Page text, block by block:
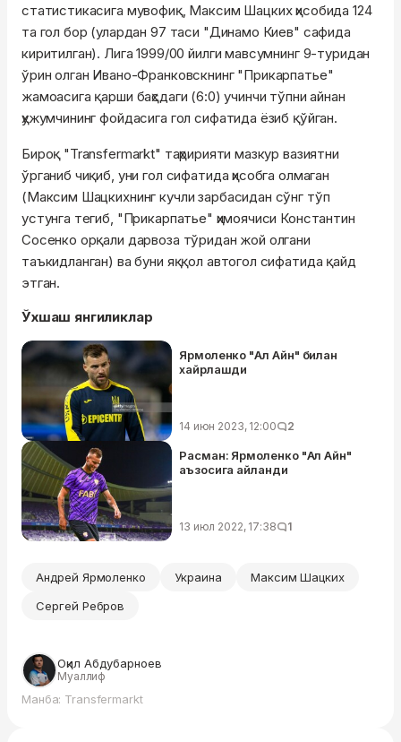
статистикасига мувофиқ, Максим Шацких ҳисобида 124
та гол бор (улардан 97 таси "Динамо Киев" сафида
киритилган). Лига 1999/00 йилги мавсумнинг 9-туридан
ўрин олган Ивано-Франковскнинг "Прикарпатье"
жамоасига қарши баҳсдаги (6:0) учинчи тўпни айнан
ҳужумчининг фойдасига гол сифатида ёзиб қўйган.
Бироқ "Transfermarkt" таҳририяти мазкур вазиятни
ўрганиб чиқиб, уни гол сифатида ҳисобга олмаган
(Максим Шацкихнинг кучли зарбасидан сўнг тўп
устунга тегиб, "Прикарпатье" ҳимоячиси Константин
Сосенко орқали дарвоза тўридан жой олгани
таъкидланган) ва буни яққол автогол сифатида қайд
этган.
Ўхшаш янгиликлар
Ярмоленко "Ал Айн" билан
хайрлашди
14 июн 2023, 12:00 2
Расман: Ярмоленко "Ал Айн"
аъзосига айланди
13 июл 2022, 17:38 1
Андрей Ярмоленко Украина
Максим Шацких
Сергей Ребров
Оқил Абдубарноев
Муаллиф
Манба: Transfermarkt